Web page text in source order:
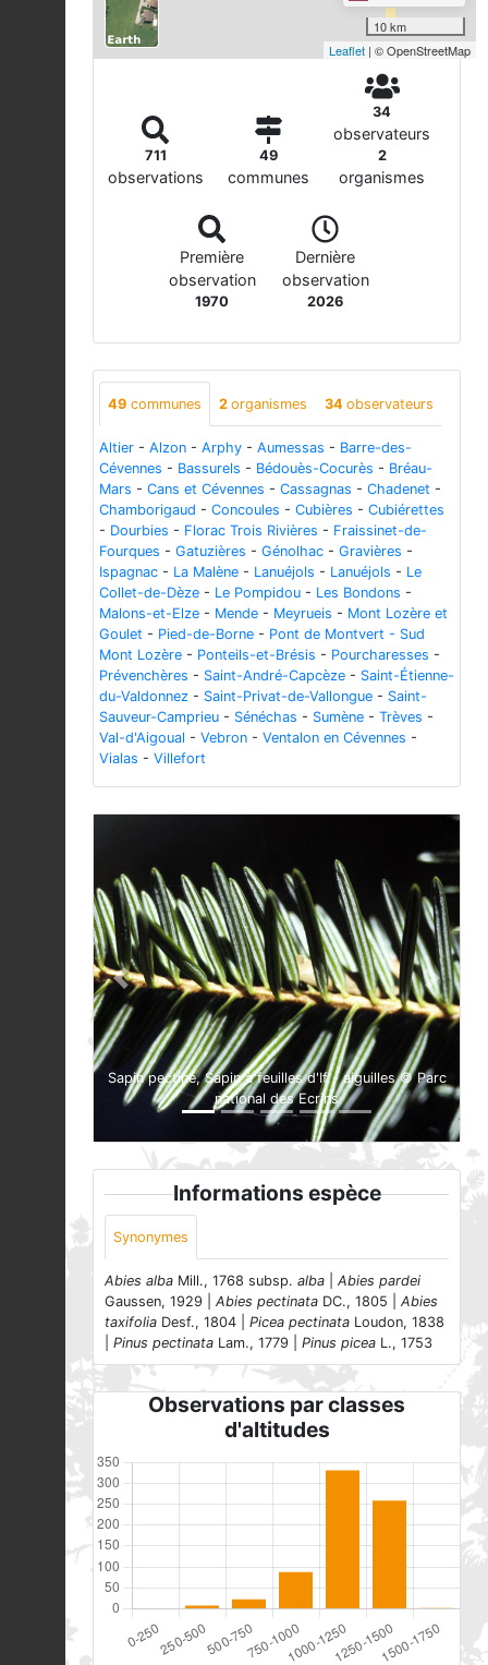
10 km
Leaflet | © OpenStreetMap
711
observations
49
communes
34
observateurs
2
organismes
Première
observation
1970
Dernière
observation
2026
49 communes 2 organismes 34 observateurs
Altier - Alzon - Arphy - Aumessas - Barre-des-
Cévennes - Bassurels - Bédouès-Cocurès - Bréau-
Mars - Cans et Cévennes - Cassagnas - Chadenet -
Chamborigaud - Concoules - Cubières - Cubiérettes
- Dourbies - Florac Trois Rivières - Fraissinet-de-
Fourques - Gatuzières - Génolhac - Gravières -
Ispagnac - La Malène - Lanuéjols - Lanuéjols - Le
Collet-de-Dèze - Le Pompidou - Les Bondons -
Malons-et-Elze - Mende - Meyrueis - Mont Lozère et
Goulet - Pied-de-Borne - Pont de Montvert - Sud
Mont Lozère - Ponteils-et-Brésis - Pourcharesses -
Prévenchères - Saint-André-Capcèze - Saint-Étienne-
du-Valdonnez - Saint-Privat-de-Vallongue - Saint-
Sauveur-Camprieu - Sénéchas - Sumène - Trèves -
Val-d'Aigoual - Vebron - Ventalon en Cévennes -
Vialas - Villefort
Sapin pectiné, Sapin à feuilles d'If - aiguilles © Parc
national des Ecrins
Previous Next
Informations espèce
Synonymes
Abies alba Mill., 1768 subsp. alba
Abies pardei
Gaussen, 1929 | Abies pectinata DC., 1805 | Abies
taxifolia Desf., 1804 | Picea pectinata Loudon, 1838
Pinus pectinata Lam., 1779 | Pinus picea L., 1753
Observations par classes
d'altitudes